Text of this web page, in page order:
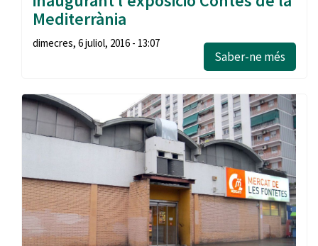
Mediterrània
dimecres, 6 juliol, 2016 - 13:07
Saber-ne més